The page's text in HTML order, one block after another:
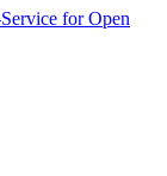
for Open